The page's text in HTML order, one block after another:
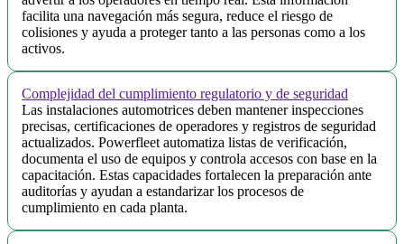
facilita una navegación más segura, reduce el riesgo de
colisiones y ayuda a proteger tanto a las personas como a los
activos.
Complejidad del cumplimiento regulatorio y de seguridad
Las instalaciones automotrices deben mantener inspecciones
precisas, certificaciones de operadores y registros de seguridad
actualizados. Powerfleet automatiza listas de verificación,
documenta el uso de equipos y controla accesos con base en la
capacitación. Estas capacidades fortalecen la preparación ante
auditorías y ayudan a estandarizar los procesos de
cumplimiento en cada planta.